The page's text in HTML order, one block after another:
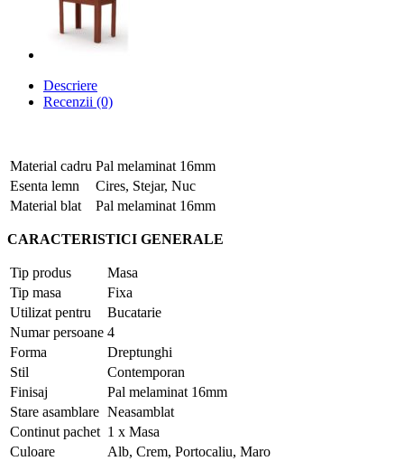
Descriere
Recenzii (0)
Material cadru Pal melaminat 16mm
Esenta lemn
Cires, Stejar, Nuc
Material blat
Pal melaminat 16mm
CARACTERISTICI GENERALE
Tip produs
Masa
Tip masa
Fixa
Utilizat pentru
Bucatarie
Numar persoane 4
Forma
Dreptunghi
Stil
Contemporan
Finisaj
Pal melaminat 16mm
Stare asamblare Neasamblat
Continut pachet 1 x Masa
Culoare
Alb, Crem, Portocaliu, Maro